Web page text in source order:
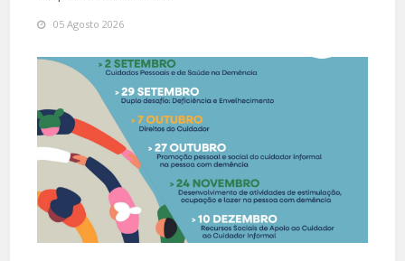
05 Agosto 2026